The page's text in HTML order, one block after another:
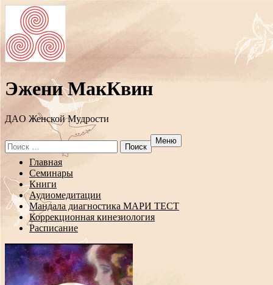
Эжени МакКвин
ДAO Женской Мудрости
Search
for:
Меню
Перейти
содержанию
Главная
Семинары
Книги
Аудиомедитации
Мандала диагностика МАРИ ТЕСТ
Коррекционная кинезиология
Расписание